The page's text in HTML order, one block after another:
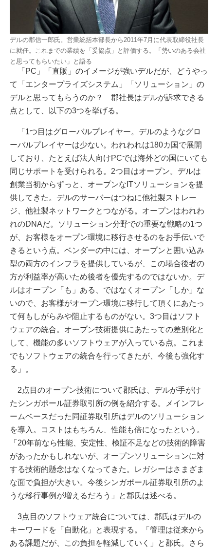
デルの郡信一郎氏。営業統括本部長から2011年7月に代表取締役社長
に就任。これまでの業績を「妥協点」と評価する。「勢いのある会社
と思ってもらいたい」と語る
「PC」「直販」のイメージが強いデルだが、どうやっ
て「エンタープライズシステム」「ソリューション」の
デルと思ってもらうのか？ 郡社長はデルが訴求できる
点として、以下の3つを挙げる。
「1つ目はグローバルプレイヤー。デルのようなグロ
ーバルプレイヤーは少ない。われわれは180カ国で展開
しており、たとえば法人向けPCでは海外どの国にいても
同じサポートを受けられる。2つ目はオープン。デルは
創業当初からずっと、オープンなITソリューションを提
供してきた。デルのサーバーはつねに他社製ストレー
ジ、他社製ネットワークとつながる。オープンはわれわ
れのDNAだ。ソリューション分野での重要な戦略の1つ
が、お客様をオープン環境に移行させるのをお手伝いで
きるという点。ベンダーの中には、オープンと囲い込み
型の両方のインフラを提供しているが、この場合後者の
方が利益率が高いため後者を優先するのではないか。デ
ルはオープン「も」ある、ではなくオープン「しか」な
いので、お客様がオープン環境に移行して頂くにあたっ
て何もしがらみや阻止するものがない。3つ目はソフト
ウェアの統合。オープン技術提供にあたっての差別化と
して、機能の多いソフトウェアが入っている点。これま
でもソフトウェアの統合を行ってきたが、今後も強化す
る」。
2点目のオープン技術について郡氏は、デルが手がけ
たシンガポール証券取引所の例を紹介する。メインフレ
ームベースだった同証券取引所はデルのソリューション
を導入。コストはもちろん、性能も倍になったという。
「20年前なら性能、安定性、検証不足などの技術的障害
があったかもしれないが、オープンソリューションに対
する技術的懸念はなくなってきた。レガシーはさまざま
な面で負担が大きい。今後シンガポール証券取引所のよ
うな移行事例が増えるだろう」と郡氏は述べる。
3点目のソフトウェア統合については、郡氏はデルの
キーワードを「自動化」と表現する。「管理は従来から
ある課題だが、この負担を軽減していく」と郡氏。さら